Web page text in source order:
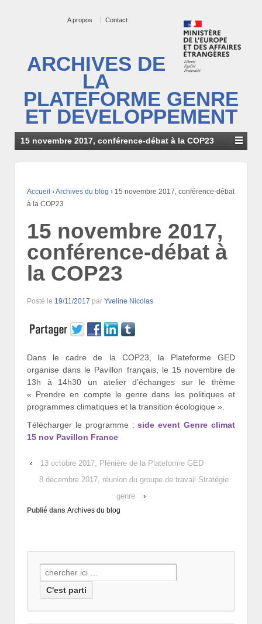
A propos Contact
ARCHIVES DE
LA
PLATEFORME GENRE
ET DEVELOPPEMENT
15 novembre 2017, conférence-débat à la COP23
Accueil ›Archives du blog › 15 novembre 2017, conférence-débat
à la COP23
15 novembre 2017,
conférence-débat à
la COP23
Posté le 19/11/2017 par Yveline Nicolas
Dans le cadre de la COP23, la Plateforme GED
organise dans le Pavillon français, le 15 novembre de
13h à 14h30 un atelier d’échanges sur le thème
« Prendre en compte le genre dans les politiques et
programmes climatiques et la transition écologique ».
Télécharger le programme :side event Genre climat
15 nov Pavillon France
‹
13 octobre 2017, Plénière de la Plateforme GED
8 décembre 2017, réunion du groupe de travail Stratégie
genre
›
Publié dans Archives du blog
Recherche
pour: